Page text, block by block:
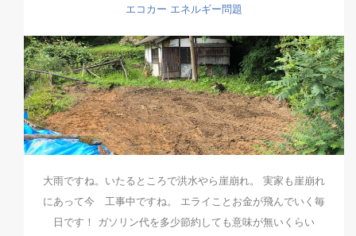
エコカー エネルギー問題
大雨ですね。いたるところで洪水やら崖崩れ。 実家も崖崩れ
にあって今 工事中ですね。 エライことお金が飛んでいく毎
日です！ ガソリン代を多少節約しても意味が無いくらい